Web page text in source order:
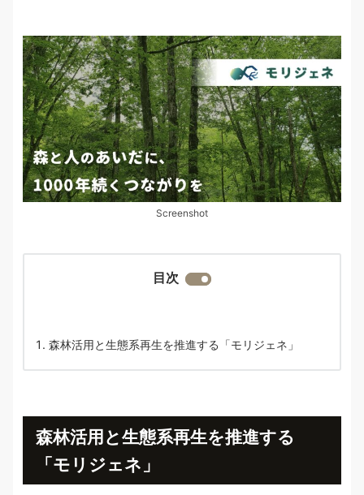
Screenshot
目次
森林活用と生態系再生を推進する「モリジェネ」
森林活用と生態系再生を推進する
「モリジェネ」